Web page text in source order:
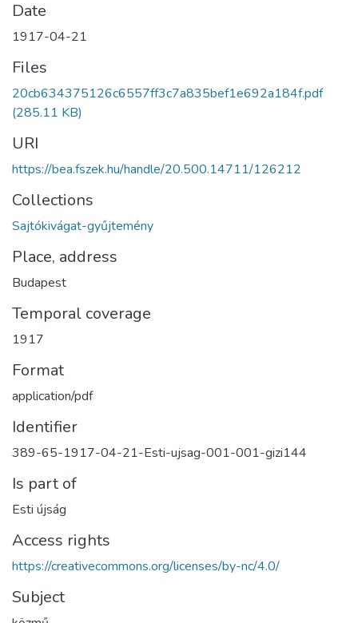
Date
1917-04-21
Files
20cb634375126c6557ff3c7a835bef1e692a184f.pdf
(285.11 KB)
URI
https://bea.fszek.hu/handle/20.500.14711/126212
Collections
Sajtókivágat-gyűjtemény
Place, address
Budapest
Temporal coverage
1917
Format
application/pdf
Identifier
389-65-1917-04-21-Esti-ujsag-001-001-gizi144
Is part of
Esti újság
Access rights
https://creativecommons.org/licenses/by-nc/4.0/
Subject